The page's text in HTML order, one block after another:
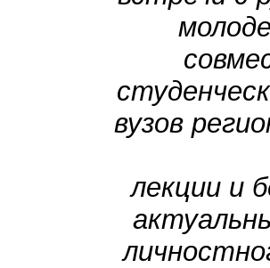
вузов
лекции и